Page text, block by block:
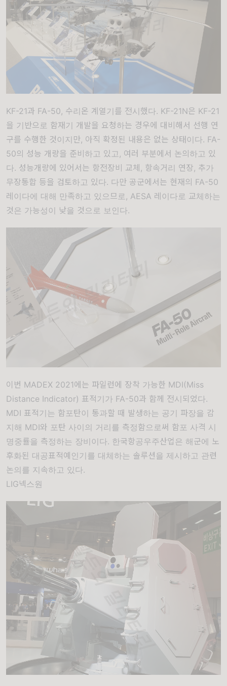
KF-21과 FA-50, 수리온 계열기를 전시했다. KF-21N은 KF-21
을 기반으로 함재기 개발을 요청하는 경우에 대비해서 선행 연
구를 수행한 것이지만, 아직 확정된 내용은 없는 상태이다. FA-
50의 성능 개량을 준비하고 있고, 여러 부분에서 논의하고 있
다. 성능개량에 있어서는 항전장비 교체, 항속거리 연장, 추가
무장통합 등을 검토하고 있다. 다만 공군에서는 현재의 FA-50
레이다에 대해 만족하고 있으므로, AESA 레이다로 교체하는
것은 가능성이 낮을 것으로 보인다.
이번 MADEX 2021에는 파일런에 장착 가능한 MDI(Miss
Distance Indicator) 표적기가 FA-50과 함께 전시되었다.
MDI 표적기는 함포탄이 통과할 때 발생하는 공기 파장을 감
지해 MDI와 포탄 사이의 거리를 측정함으로써 함포 사격 시
명중률을 측정하는 장비이다. 한국항공우주산업은 해군에 노
후화된 대공표적예인기를 대체하는 솔루션을 제시하고 관련
논의를 지속하고 있다.
LIG넥스원